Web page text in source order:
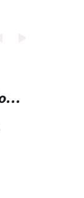
Avvolgitrice interna a sei stazioni: massima efficienza e produttività